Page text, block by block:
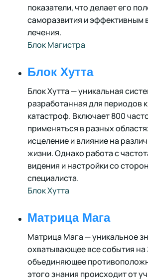
показатели, что делает его
саморазвития и эффективным
лечения.
Блок Магистра
Блок Хутта
Блок Хутта — уникальная
разработанная для периодов
катастроф. Включает 800
применяться в разных
исцеление и влияние на
жизни. Однако работа с
видения и настройки со
специалиста.
Блок Хутта
Матрица Мага
Матрица Мага — уникальное
охватывающее все события на
объединяющее
этого знания происходит от